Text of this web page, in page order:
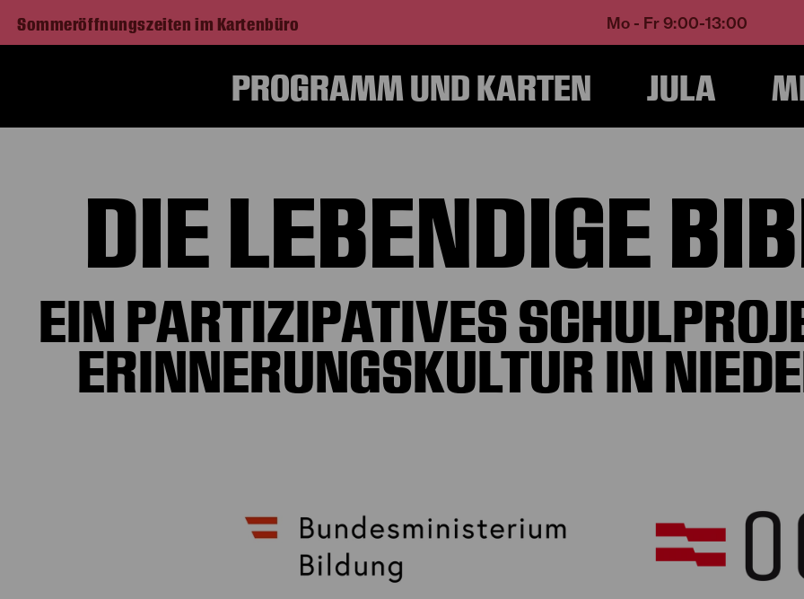
Sommeröffnungszeiten im Kartenbüro Mo - Fr 9:00-13:00
PROGRAMM UND KARTEN JULA
DIE LEBENDIGE
EIN PARTIZIPATIVES
ERINNERUNGSKULTUR IN